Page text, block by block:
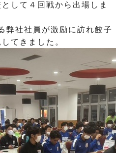
して４回戦から出場しま
弊社社員が激励に訪れ餃子
てきました。